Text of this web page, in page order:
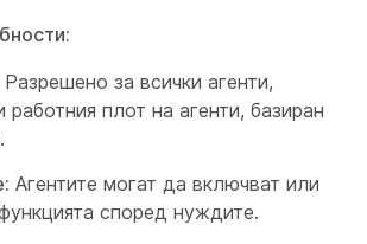
Разрешено за всички агенти,
работния плот на агенти, базиран
Агентите могат да включват или
според нуждите.